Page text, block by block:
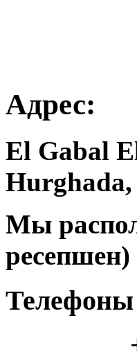
Адрес:
El Gabal
Мы
Телефоны